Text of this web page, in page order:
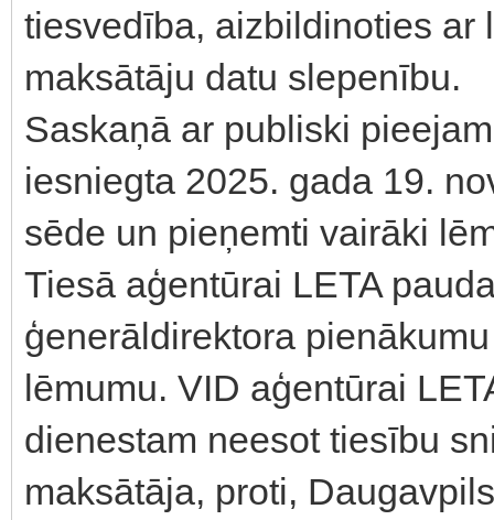
tiesvedība, aizbildinoties ar
maksātāju datu slepenību.
Saskaņā ar publiski
iesniegta 2025. gada 19.
sēde un pieņemti vairāki
Tiesā aģentūrai LETA
ģenerāldirektora
lēmumu. VID aģentūrai
dienestam neesot tiesību
maksātāja, proti,